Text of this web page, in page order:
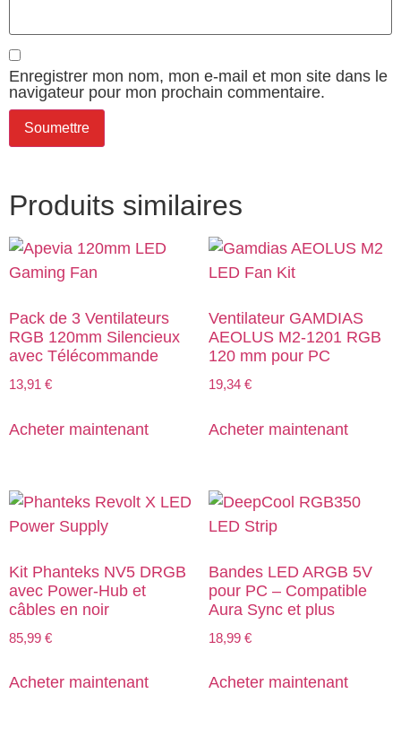
Enregistrer mon nom, mon e-mail et mon site dans le
navigateur pour mon prochain commentaire.
Produits similaires
Pack de 3 Ventilateurs
RGB 120mm Silencieux
avec Télécommande
13,91 €
Acheter maintenant
Ventilateur GAMDIAS
AEOLUS M2-1201 RGB
120 mm pour PC
19,34 €
Acheter maintenant
Kit Phanteks NV5 DRGB
avec Power-Hub et
câbles en noir
85,99 €
Acheter maintenant
Bandes LED ARGB 5V
pour PC – Compatible
Aura Sync et plus
18,99 €
Acheter maintenant